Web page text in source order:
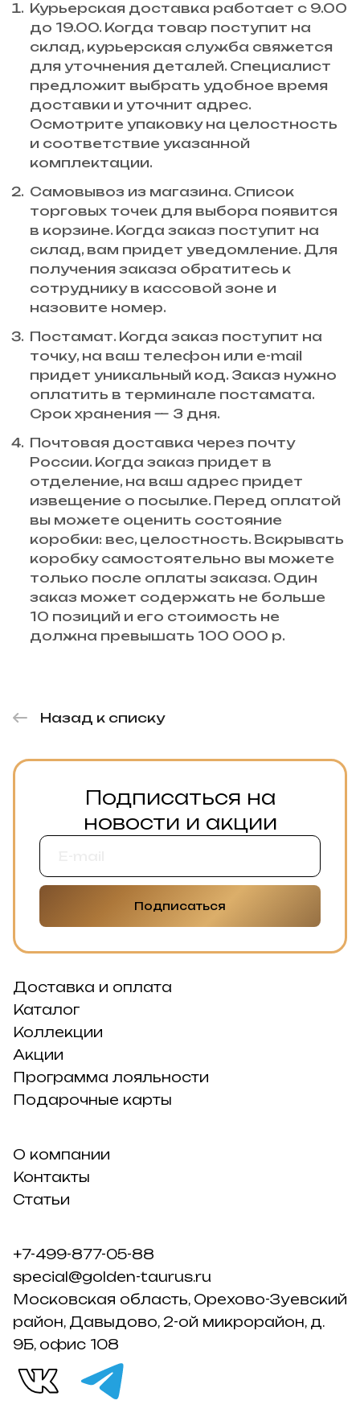
Курьерская доставка работает с 9.00
до 19.00. Когда товар поступит на
склад, курьерская служба свяжется
для уточнения деталей. Специалист
предложит выбрать удобное время
доставки и уточнит адрес.
Осмотрите упаковку на целостность
и соответствие указанной
комплектации.
Самовывоз из магазина. Список
торговых точек для выбора появится
в корзине. Когда заказ поступит на
склад, вам придет уведомление. Для
получения заказа обратитесь к
сотруднику в кассовой зоне и
назовите номер.
Постамат. Когда заказ поступит на
точку, на ваш телефон или e-mail
придет уникальный код. Заказ нужно
оплатить в терминале постамата.
Срок хранения — 3 дня.
Почтовая доставка через почту
России. Когда заказ придет в
отделение, на ваш адрес придет
извещение о посылке. Перед оплатой
вы можете оценить состояние
коробки: вес, целостность. Вскрывать
коробку самостоятельно вы можете
только после оплаты заказа. Один
заказ может содержать не больше
10 позиций и его стоимость не
должна превышать 100 000 р.
Назад к списку
Подписаться на
новости и акции
Подписаться
Доставка и оплата
Каталог
Коллекции
Акции
Программа лояльности
Подарочные карты
О компании
Контакты
Статьи
+7-499-877-05-88
special@golden-taurus.ru
Московская область, Орехово-Зуевский
район, Давыдово, 2-ой микрорайон, д.
9Б, офис 108